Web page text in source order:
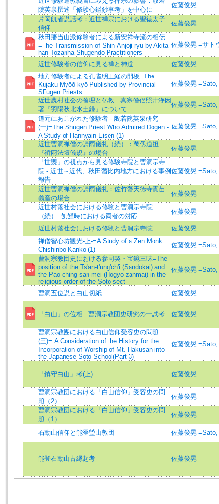
院英泉撰述「修験心鑑鈔事考」を中心に
佐藤俊晃
片岡飢者説話考：近世禅宗における聖徳太子
信仰
佐藤俊晃
秋田藩当山派修験者による新安祥寺流の相伝
=The Transmission of Shin-Anjoji-ryu by Akita-
han Tozanha Shugendo Practitioners
佐藤俊晃 =サト
近世修験者の信仰に見る禅と神道
佐藤俊晃
地方修験者による孔雀明王経の開板=The
Kujaku Myōō-kyō Published by Provincial
SFugen Priests
佐藤俊晃 =Sato,
近世農村社会の倫理と仏教 - 真宗僧侶照井浄因
著『羽陽秋北水土録』について
佐藤俊晃
道元にあこがれた修験者 - 般若院英泉研究
(一)=The Shugen Priest Who Admired Dogen -
A Study of Hannyain-Eisen (1)
佐藤俊晃 =Sato,
近世曹洞禅僧の請雨儀礼（続）：萬仭道担
『祈雨法壇儀規』の場合
佐藤俊晃
「世襲」の視点から見る修験寺院と曹洞宗寺
院 - 近世～近代、秋田藩比内地方における事例
報告
佐藤俊晃 =Sato,
近世曹洞禅僧の請雨儀礼：佐竹藩天徳寺實苗
義産の場合
佐藤俊晃
近世村落社会における修験と曹洞宗寺院
（続）: 飢饉時における両者の対応
佐藤俊晃
近世村落社会における修験と曹洞宗寺院
佐藤俊晃
禅僧智心坊観光-上-=A Study of a Zen Monk
Chishinbo Kanko (1)
佐藤俊晃 =Sato,
曹洞宗教団史における参同契・宝鏡三昧=The
position of the Ts'an-t'ung'ch'i (Sandokai) and
the Pao-ching san-mei (Hogyo-zanmai) in the
religious order of the Soto sect
佐藤俊晃 =Sato,
曹洞五位説と白山切紙 佐藤俊晃
「白山」の位相 : 曹洞宗教団史研究の一試考 佐藤俊晃
曹洞宗教團における白山信仰受容史の問題
(三)= A Consideration of the History for the
Incorporation of Worship of Mt. Hakusan into
the Japanese Soto School(Part 3)
佐藤俊晃 =Sato,
「鎮守白山」考(上) 佐藤俊晃
曹洞宗教団における「白山信仰」受容史の問
題（2）
佐藤俊晃
曹洞宗教団における「白山信仰」受容史の問
題（1）
佐藤俊晃
石動山信仰と能登瑩山教団 佐藤俊晃 =Sato,
能登石動山古縁起考 佐藤俊晃